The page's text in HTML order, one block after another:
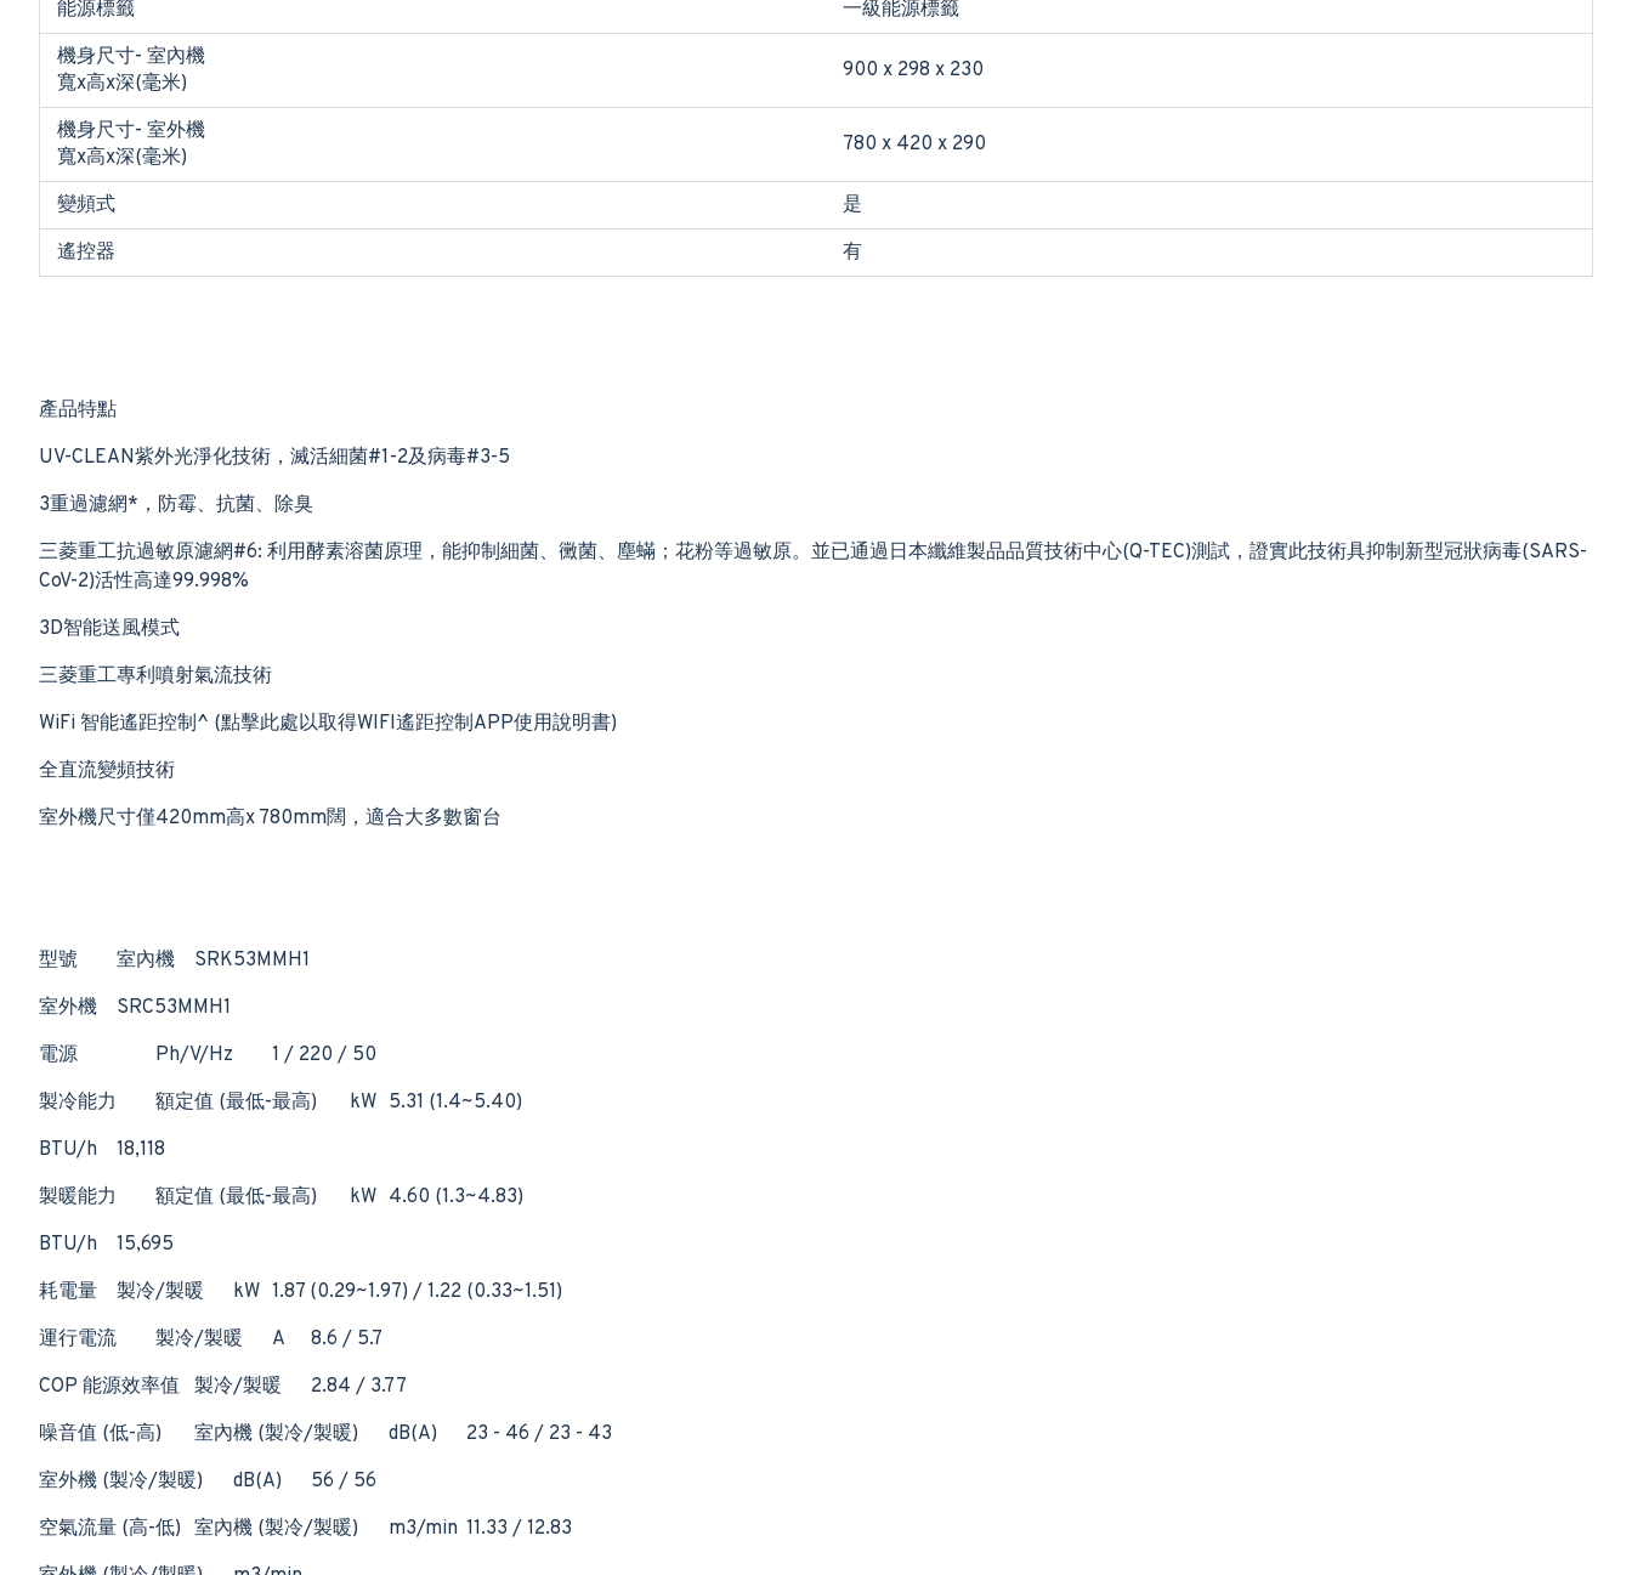
能源標籤
一級能源標籤
機身尺寸- 室內機
寬x高x深(毫米)
900 x 298 x 230
機身尺寸- 室外機
寬x高x深(毫米)
780 x 420 x 290
變頻式
是
遙控器
有
產品特點
UV-CLEAN紫外光淨化技術，滅活細菌#1-2及病毒#3-5
3重過濾網*，防霉、抗菌、除臭
三菱重工抗過敏原濾網#6: 利用酵素溶菌原理，能抑制細菌、黴菌、塵蟎；花粉等過敏原。並已通過日本纖維製品品質技術中心(Q-TEC)測試，證實此技術具抑制新型冠狀病毒(SARS-
CoV-2)活性高達99.998%
3D智能送風模式
三菱重工專利噴射氣流技術
WiFi 智能遙距控制^ (點擊此處以取得WIFI遙距控制APP使用說明書)
全直流變頻技術
室外機尺寸僅420mm高x 780mm闊，適合大多數窗台
型號 室內機
SRK53MMH1
室外機
SRC53MMH1
電源
Ph/V/Hz
1 / 220 / 50
製冷能力
額定值 (最低-最高) kW 5.31 (1.4~5.40)
BTU/h
18,118
製暖能力
額定值 (最低-最高) kW 4.60 (1.3~4.83)
BTU/h
15,695
耗電量
製冷/製暖 kW 1.87 (0.29~1.97) / 1.22 (0.33~1.51)
運行電流
製冷/製暖 A
8.6 / 5.7
COP 能源效率值 製冷/製暖
2.84 / 3.77
噪音值 (低-高)
室內機 (製冷/製暖) dB(A)
23 - 46 / 23 - 43
室外機 (製冷/製暖)
dB(A)
56 / 56
空氣流量 (高-低) 室內機 (製冷/製暖) m3/min 11.33 / 12.83